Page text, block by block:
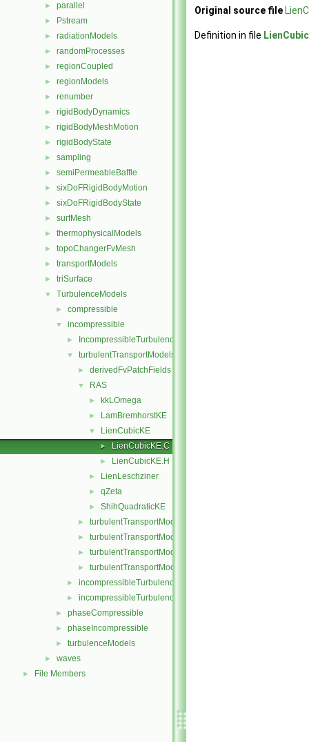
► parallel
► Pstream
► radiationModels
► randomProcesses
► regionCoupled
► regionModels
► renumber
► rigidBodyDynamics
► rigidBodyMeshMotion
► rigidBodyState
► sampling
► semiPermeableBaffle
► sixDoFRigidBodyMotion
► sixDoFRigidBodyState
► surfMesh
► thermophysicalModels
► topoChangerFvMesh
► transportModels
► triSurface
▼ TurbulenceModels
► compressible
▼ incompressible
► IncompressibleTurbulenceModel
▼ turbulentTransportModels
► derivedFvPatchFields
▼ RAS
► kkLOmega
► LamBremhorstKE
▼ LienCubicKE
► LienCubicKE.C
► LienCubicKE.H
► LienLeschziner
► qZeta
► ShihQuadraticKE
► turbulentTransportModel.C
► turbulentTransportModel.H
► turbulentTransportModels.C
► turbulentTransportModels.H
► incompressibleTurbulenceModel.C
► incompressibleTurbulenceModel.H
► phaseCompressible
► phaseIncompressible
► turbulenceModels
► waves
► File Members
Original source file
Definition in file